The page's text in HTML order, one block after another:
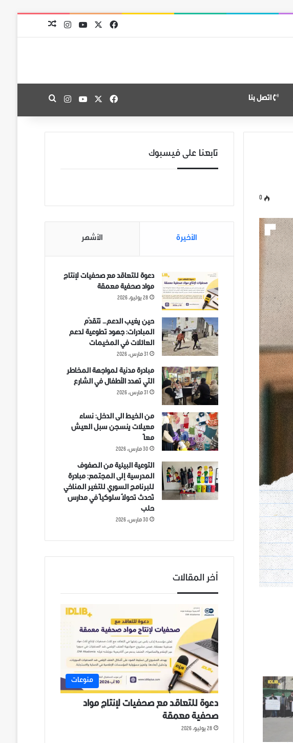
فيسبوك
‫X
‫YouTubeانستقراممقال عشوائي
اتصل بنا فيسبوك
‫X
‫YouTubeانستقرامبحث عن
0
تابعنا على فيسبوك
الأخيرة الأشهر
دعوة للتعاقد مع صحفيات لإنتاج
مواد صحفية معمقة
28 يوليو، 2026
حين يغيب الدعم… تتقدّم
المبادرات: جهود تطوعية لدعم
العائلات في المخيمات
31 مارس، 2026
مبادرة مدنية لمواجهة المخاطر
التي تهدد الأطفال في الشارع
31 مارس، 2026
من الخيط الى الدخل: نساء
معيلات ينسجن سبل العيش
معاً
30 مارس، 2026
التوعية البيئية من الصفوف
المدرسية إلى المجتمع: مبادرة
للبرنامج السوري للتغير المناخي
تُحدث تحولاً سلوكياً في مدارس
حلب
30 مارس، 2026
أخر المقالات
منوعات
دعوة للتعاقد مع صحفيات لإنتاج مواد
صحفية معمقة
28 يوليو، 2026